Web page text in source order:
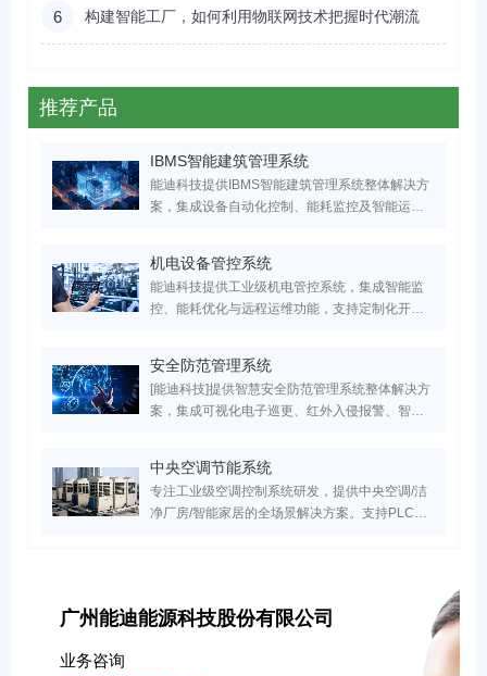
6 构建智能工厂，如何利用物联网技术把握时代潮流
推荐产品
IBMS智能建筑管理系统
能迪科技提供IBMS智能建筑管理系统整体解决方
案，集成设备自动化控制、能耗监控及智能运维
家高新技术企业，支持IBMS平台定制开发，点击
获取专属智慧建筑升级方案！
机电设备管控系统
能迪科技提供工业级机电管控系统，集成智能监
控、能耗优化与远程运维功能，支持定制化开
决方案与成功案例！
安全防范管理系统
[能迪科技]提供智慧安全防范管理系统整体解决方
案，集成可视化电子巡更、红外入侵报警、智能
领域客户，实现安全隐患响应效率提升70%，点
击获取行业专属安防系统设计方案！
中央空调节能系统
专注工业级空调控制系统研发，提供中央空调/洁
净厂房/智能家居的全场景解决方案。支持PLC自
广州能迪能源科技股份有限公司
业务咨询